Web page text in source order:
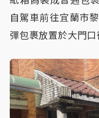
自駕車前往宜蘭市
彈包裹放置於大門口